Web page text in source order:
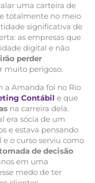
uma carteira de
totalmente no meio
significativa de
as empresas que
digital e não
perder
muito perigoso.
a Amanda foi no Rio
Contábil e que
na carreira dela.
era sócia de um
e estava pensando
o curso serviu como
de decisão
em uma
medo de ter